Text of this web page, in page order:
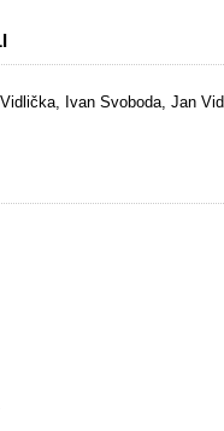
Ivan Svoboda, Jan